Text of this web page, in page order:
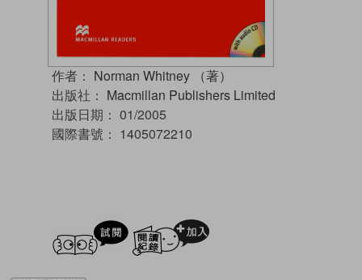
作者： Norman Whitney （著）
出版社： Macmillan Publishers Limited
出版日期： 01/2005
國際書號： 1405072210
試閲